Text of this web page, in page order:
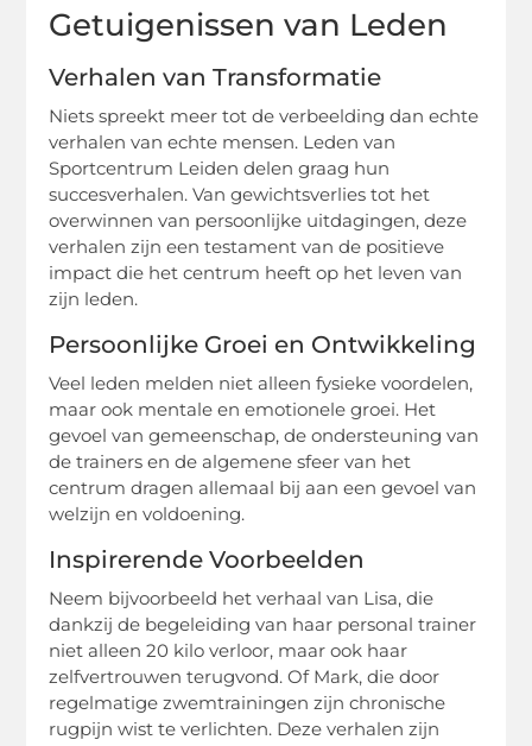
Getuigenissen van Leden
Verhalen van Transformatie
Niets spreekt meer tot de verbeelding dan echte
verhalen van echte mensen. Leden van
Sportcentrum Leiden delen graag hun
succesverhalen. Van gewichtsverlies tot het
overwinnen van persoonlijke uitdagingen, deze
verhalen zijn een testament van de positieve
impact die het centrum heeft op het leven van
zijn leden.
Persoonlijke Groei en Ontwikkeling
Veel leden melden niet alleen fysieke voordelen,
maar ook mentale en emotionele groei. Het
gevoel van gemeenschap, de ondersteuning van
de trainers en de algemene sfeer van het
centrum dragen allemaal bij aan een gevoel van
welzijn en voldoening.
Inspirerende Voorbeelden
Neem bijvoorbeeld het verhaal van Lisa, die
dankzij de begeleiding van haar personal trainer
niet alleen 20 kilo verloor, maar ook haar
zelfvertrouwen terugvond. Of Mark, die door
regelmatige zwemtrainingen zijn chronische
rugpijn wist te verlichten. Deze verhalen zijn